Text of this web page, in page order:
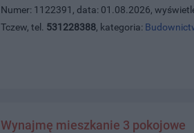
Numer: 1122391, data: 01.08.2026,
Tczew, tel. 531228388, kategoria:
Wynajmę mieszkanie 3 pokojowe